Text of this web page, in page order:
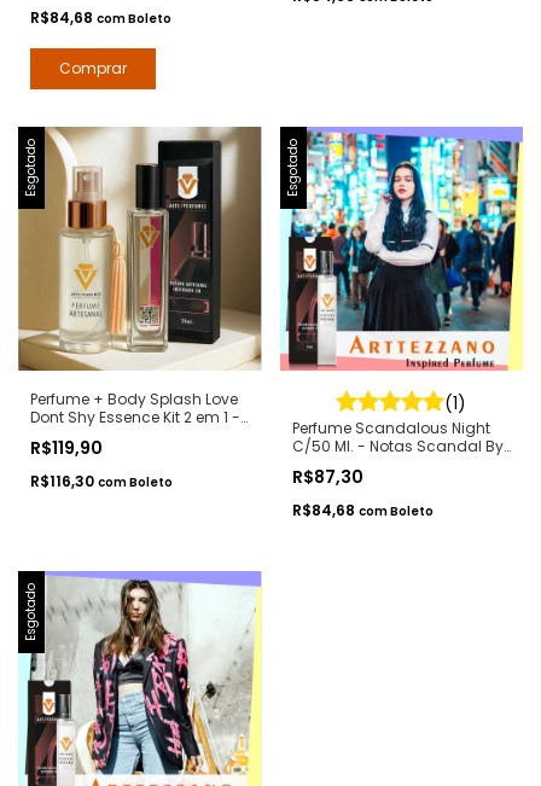
R$84,68 comBoleto
Esgotado
Perfume + Body Splash Love
Dont Shy Essence Kit 2 em 1 -
Kilian - Contratipos Premium
- Arte 1 Perfumes
R$119,90
R$116,30 comBoleto
Esgotado
(1)
Perfume Scandalous Night
C/50 Ml. - Notas Scandal By
Premium - Arte 1 Perfumes
R$87,30
R$84,68 comBoleto
Esgotado